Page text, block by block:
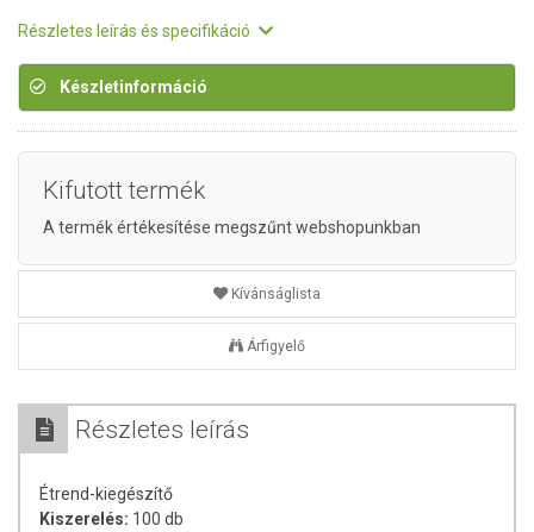
Részletes leírás és specifikáció
Készletinformáció
Kifutott termék
A termék értékesítése megszűnt webshopunkban
Kívánságlista
Árfigyelő
Részletes leírás
Étrend-kiegészítő
Kiszerelés: 100 db